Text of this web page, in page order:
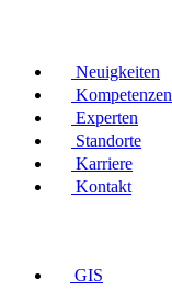
Neuigkeiten
Kompetenzen
Experten
Standorte
Karriere
Kontakt
GIS